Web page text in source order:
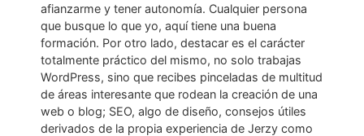
afianzarme y tener autonomía. Cualquier persona
que busque lo que yo, aquí tiene una buena
formación. Por otro lado, destacar es el carácter
totalmente práctico del mismo, no solo trabajas
WordPress, sino que recibes pinceladas de multitud
de áreas interesante que rodean la creación de una
web o blog; SEO, algo de diseño, consejos útiles
derivados de la propia experiencia de Jerzy como